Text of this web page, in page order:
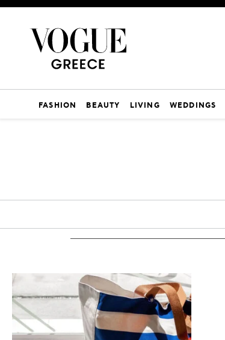
FASHION BEAUTY LIVING WEDDINGS